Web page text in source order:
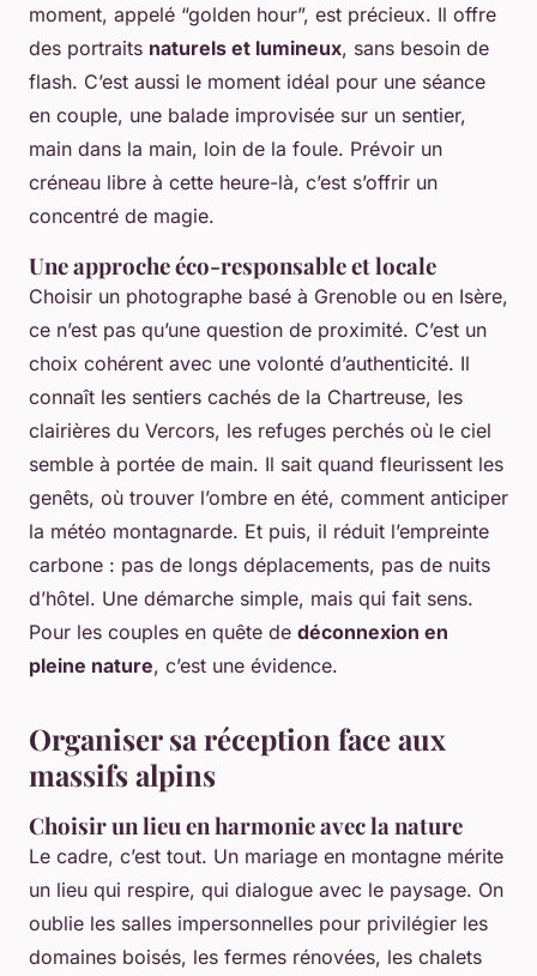
moment, appelé “golden hour”, est précieux. Il offre
des portraits naturels et lumineux, sans besoin de
flash. C’est aussi le moment idéal pour une séance
en couple, une balade improvisée sur un sentier,
main dans la main, loin de la foule. Prévoir un
créneau libre à cette heure-là, c’est s’offrir un
concentré de magie.
Une approche éco-responsable et locale
Choisir un photographe basé à Grenoble ou en Isère,
ce n’est pas qu’une question de proximité. C’est un
choix cohérent avec une volonté d’authenticité. Il
connaît les sentiers cachés de la Chartreuse, les
clairières du Vercors, les refuges perchés où le ciel
semble à portée de main. Il sait quand fleurissent les
genêts, où trouver l’ombre en été, comment anticiper
la météo montagnarde. Et puis, il réduit l’empreinte
carbone : pas de longs déplacements, pas de nuits
d’hôtel. Une démarche simple, mais qui fait sens.
Pour les couples en quête de déconnexion en
pleine nature, c’est une évidence.
Organiser sa réception face aux
massifs alpins
Choisir un lieu en harmonie avec la nature
Le cadre, c’est tout. Un mariage en montagne mérite
un lieu qui respire, qui dialogue avec le paysage. On
oublie les salles impersonnelles pour privilégier les
domaines boisés, les fermes rénovées, les chalets